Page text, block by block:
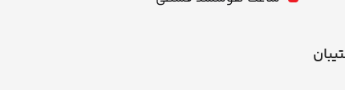
تا ۹ شب پشتیبان